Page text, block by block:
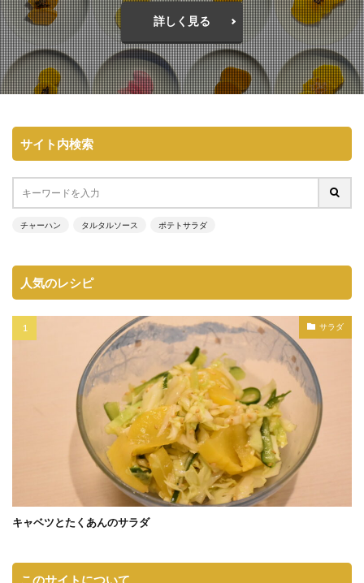
詳しく見る
サイト内検索
チャーハン タルタルソース ポテトサラダ
人気のレシピ
サラダ
キャベツとたくあんのサラダ
このサイトについて